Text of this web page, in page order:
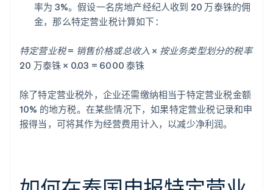
率为 3%。假设一名房地产经纪人收到 20 万泰铢的佣
金，那么特定营业税计算如下：
特定营业税 = 销售价格或总收入 × 按业务类型划分的税率
20 万泰铢 × 0.03 = 6000 泰铢
除了特定营业税外，企业还需缴纳相当于特定营业税金额
10% 的地方税。在某些情况下，如果特定营业税记录和申
报得当，可将其作为经营费用计入，以减少净利润。